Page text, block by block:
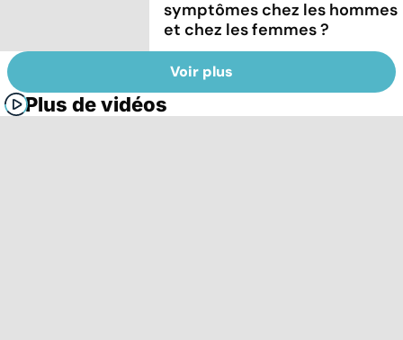
symptômes chez les hommes
et chez les femmes ?
Voir plus
Plus de vidéos